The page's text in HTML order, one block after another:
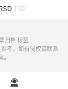
(10)
归档 标签
考，如有侵权请联系
